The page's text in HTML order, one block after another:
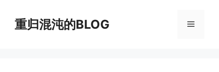
重归混沌的BLOG 菜